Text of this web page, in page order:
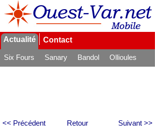
Actualité Contact
Six Fours Sanary Bandol
Ollioules
Retour
<< Précédent Suivant >>